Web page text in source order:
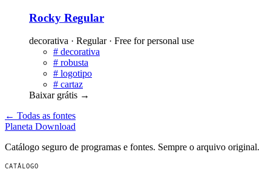
Rocky Regular
decorativa · Regular · Free for personal use
# decorativa
# robusta
# logotipo
# cartaz
Baixar grátis →
← Todas as fontes
Planeta Download
Catálogo seguro de programas e fontes. Sempre o arquivo original.
CATÁLOGO